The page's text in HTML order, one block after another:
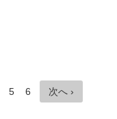
5 6 次へ ›